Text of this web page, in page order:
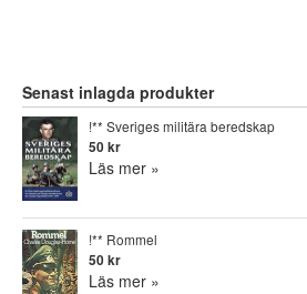
Senast inlagda produkter
!** Sveriges militära beredskap
50 kr
Läs mer »
!** Rommel
50 kr
Läs mer »